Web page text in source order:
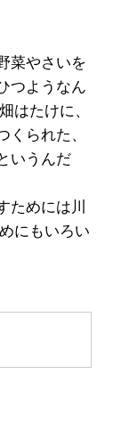
菜やさいを
つようなん
はたけに、
くられた、
いうんだ
ためには川
にもいろい